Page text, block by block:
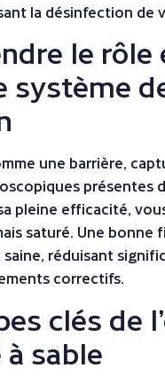
la désinfection de
le rôle
système
une barrière,
présentes
pleine efficacité,
saturé. Une bonne
saine, réduisant
correctifs.
clés de
sable